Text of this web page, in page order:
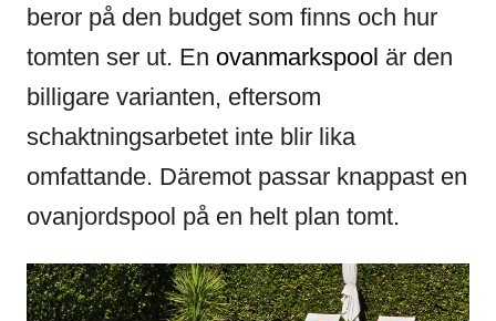
beror på den budget som finns och hur
tomten ser ut. En ovanmarkspool är den
billigare varianten, eftersom
schaktningsarbetet inte blir lika
omfattande. Däremot passar knappast en
ovanjordspool på en helt plan tomt.